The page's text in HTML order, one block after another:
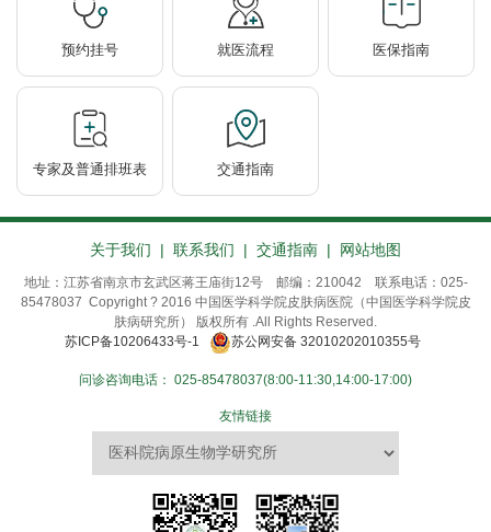
预约挂号 就医流程 医保指南
专家及普通排班表 交通指南
关于我们 | 联系我们 | 交通指南 | 网站地图
地址：江苏省南京市玄武区蒋王庙街12号 邮编：210042 联系电话：025-
85478037 Copyright ? 2016 中国医学科学院皮肤病医院（中国医学科学院皮
肤病研究所） 版权所有 .All Rights Reserved.
苏ICP备10206433号-1
苏公网安备 32010202010355号
问诊咨询电话： 025-85478037(8:00-11:30,14:00-17:00)
友情链接